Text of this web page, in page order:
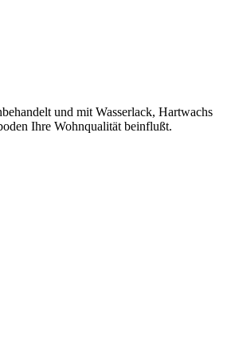
und mit Wasserlack, Hartwachs
Ihre Wohnqualität beinflußt.